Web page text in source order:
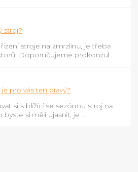
stroj?
stroje na zmrzlinu, je třeba
Doporučujeme prokonzul...
pro vás ten pravý?
si s blížící se sezónou stroj na
si měli ujasnit, je ...